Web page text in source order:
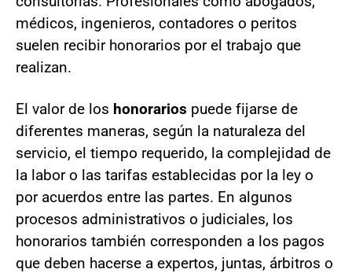
médicos, ingenieros, contadores o peritos
suelen recibir honorarios por el trabajo que
realizan.
El valor de los honorarios puede fijarse de
diferentes maneras, según la naturaleza del
servicio, el tiempo requerido, la complejidad de
la labor o las tarifas establecidas por la ley o
por acuerdos entre las partes. En algunos
procesos administrativos o judiciales, los
honorarios también corresponden a los pagos
que deben hacerse a expertos, juntas, árbitros o